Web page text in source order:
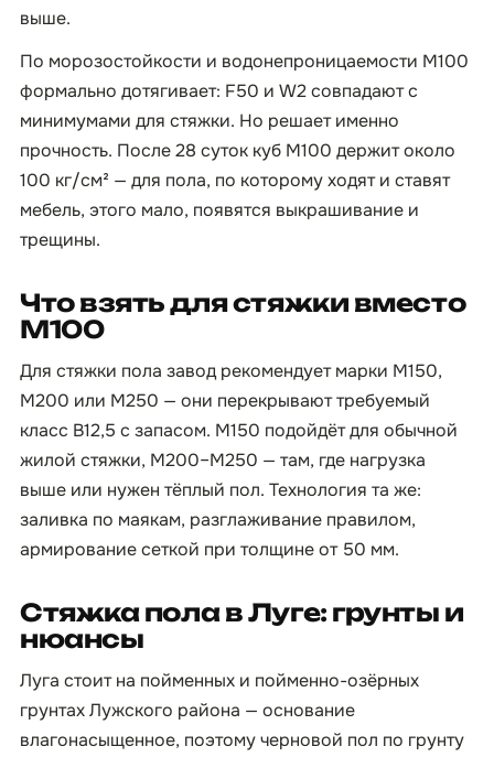
выше.
По морозостойкости и водонепроницаемости М100
формально дотягивает: F50 и W2 совпадают с
минимумами для стяжки. Но решает именно
прочность. После 28 суток куб М100 держит около
100 кг/см² — для пола, по которому ходят и ставят
мебель, этого мало, появятся выкрашивание и
трещины.
Что взять для стяжки вместо
М100
Для стяжки пола завод рекомендует марки М150,
М200 или М250 — они перекрывают требуемый
класс B12,5 с запасом. М150 подойдёт для обычной
жилой стяжки, М200–М250 — там, где нагрузка
выше или нужен тёплый пол. Технология та же:
заливка по маякам, разглаживание правилом,
армирование сеткой при толщине от 50 мм.
Стяжка пола в Луге: грунты и
нюансы
Луга стоит на пойменных и пойменно-озёрных
грунтах Лужского района — основание
влагонасыщенное, поэтому черновой пол по грунту